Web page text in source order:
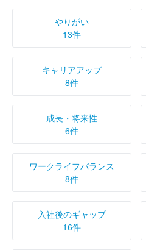
やりがい
13件
キャリアアップ
8件
成長・将来性
6件
ワークライフバランス
8件
入社後のギャップ
16件